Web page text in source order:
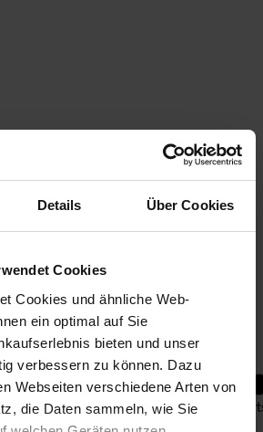
Details Über Cookies
Cookies
Cookies und ähnliche Web-
ein optimal auf Sie
bieten und unser
verbessern zu können. Dazu
Webseiten verschiedene Arten von
die Daten sammeln, wie Sie